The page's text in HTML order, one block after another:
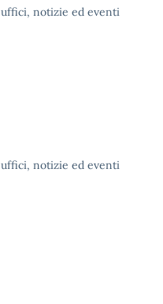
notizie ed eventi
notizie ed eventi